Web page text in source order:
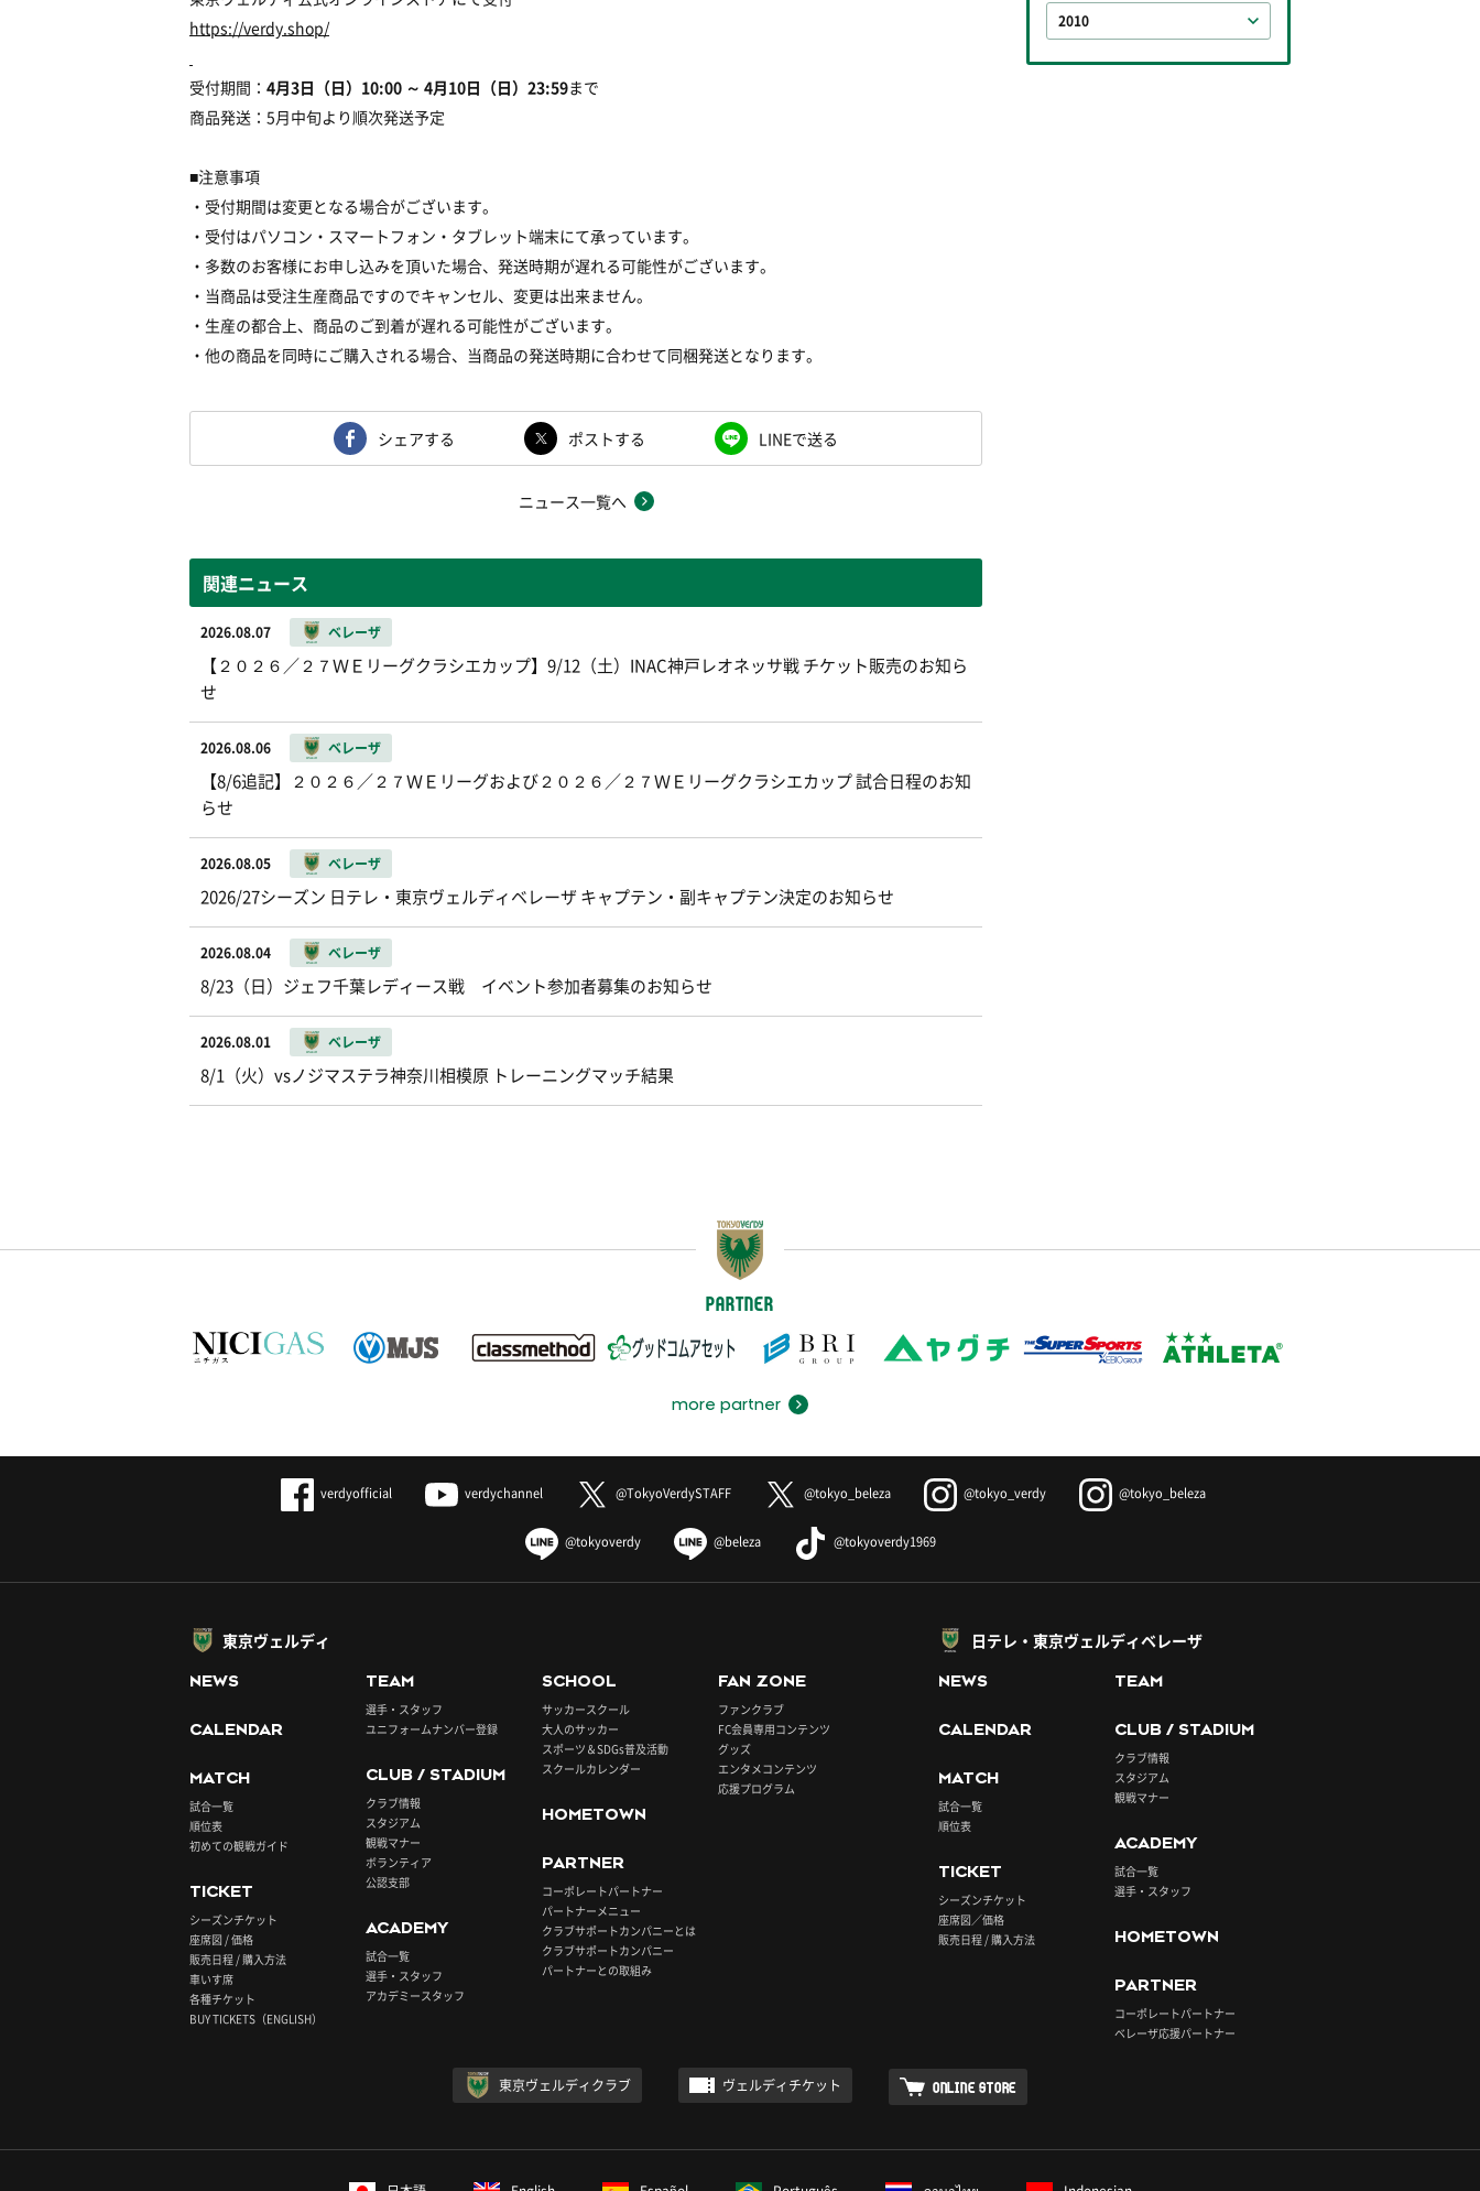
https://verdy.shop/
受付期間： 4月3日（日）10:00 ～ 4月10日（日）23:59まで
商品発送：5月中旬より順次発送予定
■注意事項
・受付期間は変更となる場合がございます。
・受付はパソコン・スマートフォン・タブレット端末にて承っています。
・多数のお客様にお申し込みを頂いた場合、発送時期が遅れる可能性がございます。
・当商品は受注生産商品ですのでキャンセル、変更は出来ません。
・生産の都合上、商品のご到着が遅れる可能性がございます。
・他の商品を同時にご購入される場合、当商品の発送時期に合わせて同梱発送となります。
シェアする ポストする LINEで送る
ニュース一覧へ
関連ニュース
2026.08.07 ベレーザ
【２０２６／２７ＷＥリーグクラシエカップ】9/12（土）INAC神戸レオネッサ戦 チケット販売のお知ら
せ
2026.08.06 ベレーザ
【8/6追記】２０２６／２７ＷＥリーグおよび２０２６／２７ＷＥリーグクラシエカップ 試合日程のお知
らせ
2026.08.05 ベレーザ
2026/27シーズン 日テレ・東京ヴェルディベレーザ キャプテン・副キャプテン決定のお知らせ
2026.08.04 ベレーザ
8/23（日）ジェフ千葉レディース戦 イベント参加者募集のお知らせ
2026.08.01 ベレーザ
8/1（火）vsノジマステラ神奈川相模原 トレーニングマッチ結果
2010
PARTNER
more partner
verdyofficial verdychannel @TokyoVerdySTAFF @tokyo_beleza @tokyo_verdy @tokyo_beleza
@tokyoverdy @beleza @tokyoverdy1969
東京ヴェルディ
NEWS
CALENDAR
MATCH
試合一覧
順位表
初めての観戦ガイド
TICKET
シーズンチケット
座席図 / 価格
販売日程 / 購入方法
車いす席
各種チケット
BUY TICKETS（ENGLISH）
TEAM
選手・スタッフ
ユニフォームナンバー登録
CLUB / STADIUM
クラブ情報
スタジアム
観戦マナー
ボランティア
公認支部
ACADEMY
試合一覧
選手・スタッフ
アカデミースタッフ
SCHOOL
サッカースクール
大人のサッカー
スポーツ＆SDGs普及活動
スクールカレンダー
HOMETOWN
PARTNER
コーポレートパートナー
パートナーメニュー
クラブサポートカンパニーとは
クラブサポートカンパニー
パートナーとの取組み
FAN ZONE
ファンクラブ
FC会員専用コンテンツ
グッズ
エンタメコンテンツ
応援プログラム
日テレ・東京ヴェルディベレーザ
NEWS
CALENDAR
MATCH
試合一覧
順位表
TICKET
シーズンチケット
座席図／価格
販売日程 / 購入方法
TEAM
CLUB / STADIUM
クラブ情報
スタジアム
観戦マナー
ACADEMY
試合一覧
選手・スタッフ
HOMETOWN
PARTNER
コーポレートパートナー
ベレーザ応援パートナー
東京ヴェルディクラブ ヴェルディチケット ONLINE STORE